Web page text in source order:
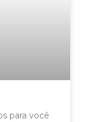
para você